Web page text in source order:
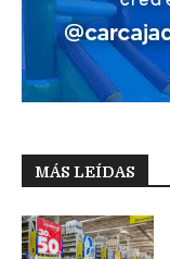
MÁS LEÍDAS